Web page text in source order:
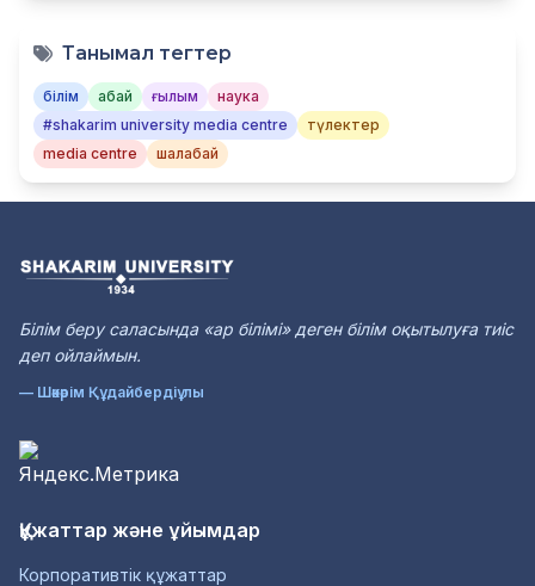
Танымал тегтер
білім абай ғылым
наука
#shakarim university media centre
түлектер
media centre
шалабай
Білім беру саласында «ар білімі» деген білім оқытылуға тиіс
деп ойлаймын.
— Шәкәрім Құдайбердіұлы
Құжаттар және ұйымдар
Корпоративтік құжаттар